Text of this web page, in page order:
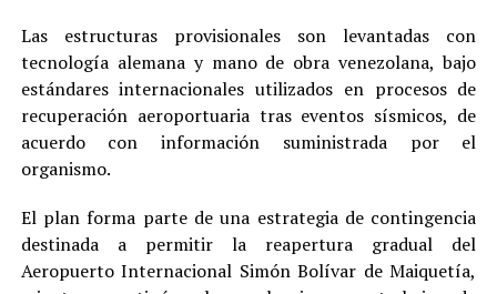
Las estructuras provisionales son levantadas con
tecnología alemana y mano de obra venezolana, bajo
estándares internacionales utilizados en procesos de
recuperación aeroportuaria tras eventos sísmicos, de
acuerdo con información suministrada por el
organismo.
El plan forma parte de una estrategia de contingencia
destinada a permitir la reapertura gradual del
Aeropuerto Internacional Simón Bolívar de Maiquetía,